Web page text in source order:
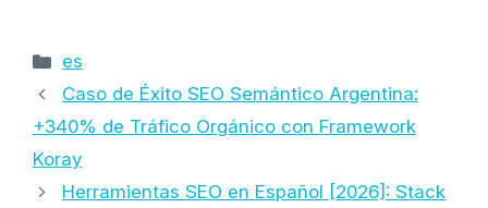
Categorías
es
Caso de Éxito SEO Semántico Argentina:
+340% de Tráfico Orgánico con Framework
Koray
Herramientas SEO en Español [2026]: Stack